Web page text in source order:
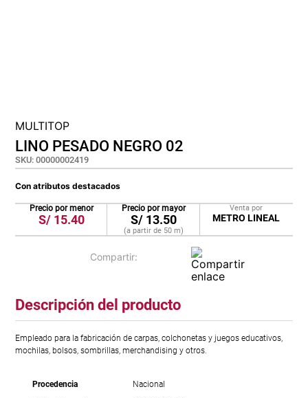
MULTITOP
LINO PESADO NEGRO 02
SKU:00000002419
Con atributos destacados
Precio por menor
S/ 15.40
Precio por mayor
S/ 13.50
(a partir de 50 m)
Venta por
METRO LINEAL
Descripción del producto
Empleado para la fabricación de carpas, colchonetas y juegos educativos,
mochilas, bolsos, sombrillas, merchandising y otros.
Procedencia
Nacional